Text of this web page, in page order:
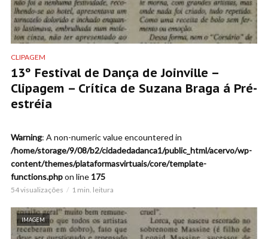
CLIPAGEM
13º Festival de Dança de Joinville –
Clipagem – Crítica de Suzana Braga á Pré-
estréia
Warning: A non-numeric value encountered in
/home/storage/9/08/b2/cidadedadanca1/public_html/acervo/wp-
content/themes/plataformasvirtuais/core/template-
functions.phpon line 175
54 visualizações 1 min. leitura
IMAGEM